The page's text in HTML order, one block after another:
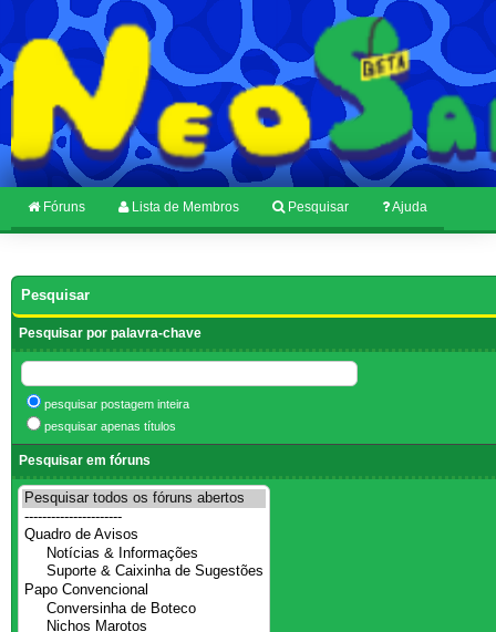
Fóruns Lista de Membros Pesquisar Ajuda
Pesquisar
Pesquisar por palavra-chave
pesquisar postagem inteira
pesquisar apenas títulos
Pesquisar em fóruns